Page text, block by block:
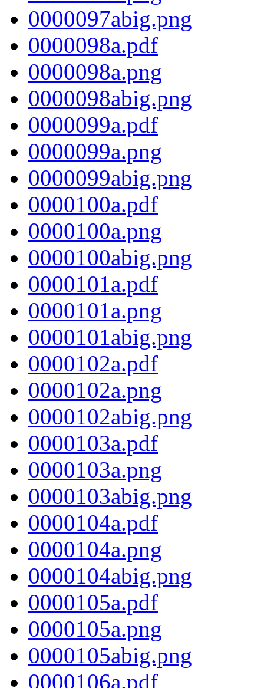
0000097abig.png
0000098a.pdf
0000098a.png
0000098abig.png
0000099a.pdf
0000099a.png
0000099abig.png
0000100a.pdf
0000100a.png
0000100abig.png
0000101a.pdf
0000101a.png
0000101abig.png
0000102a.pdf
0000102a.png
0000102abig.png
0000103a.pdf
0000103a.png
0000103abig.png
0000104a.pdf
0000104a.png
0000104abig.png
0000105a.pdf
0000105a.png
0000105abig.png
0000106a.pdf